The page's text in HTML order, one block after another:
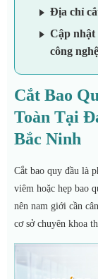
Địa chỉ
Cập nhật
công
Cắt Bao
Toàn Tại
Bắc Ninh
Cắt bao quy đầu là
viêm hoặc hẹp bao
nên nam giới cần
cơ sở chuyên khoa